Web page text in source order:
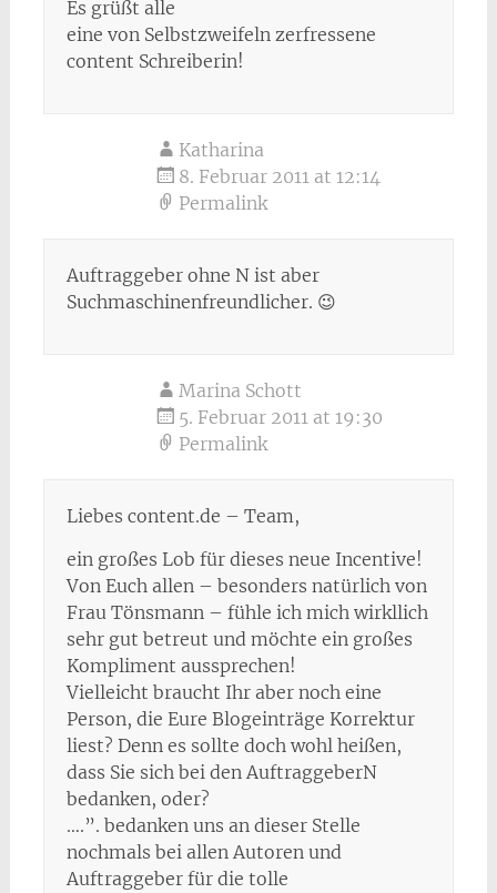
Es grüßt alle
eine von Selbstzweifeln zerfressene
content Schreiberin!
Katharina
8. Februar 2011 at 12:14
Permalink
Auftraggeber ohne N ist aber
Suchmaschinenfreundlicher. 😉
Marina Schott
5. Februar 2011 at 19:30
Permalink
Liebes content.de – Team,
ein großes Lob für dieses neue Incentive!
Von Euch allen – besonders natürlich von
Frau Tönsmann – fühle ich mich wirkllich
sehr gut betreut und möchte ein großes
Kompliment aussprechen!
Vielleicht braucht Ihr aber noch eine
Person, die Eure Blogeinträge Korrektur
liest? Denn es sollte doch wohl heißen,
dass Sie sich bei den AuftraggeberN
bedanken, oder?
….”. bedanken uns an dieser Stelle
nochmals bei allen Autoren und
Auftraggeber für die tolle